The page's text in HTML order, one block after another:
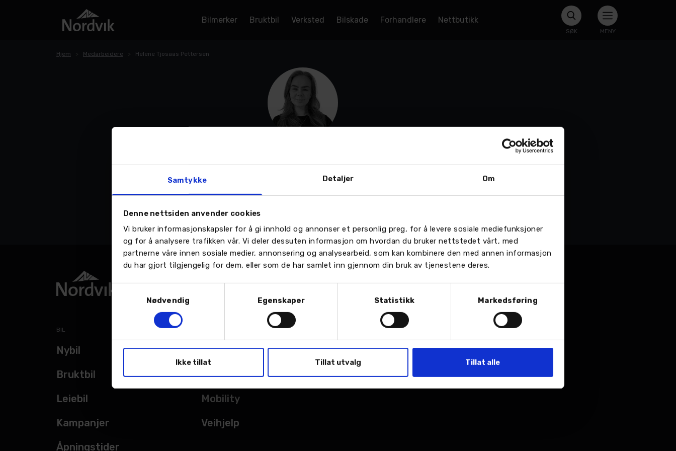
Samtykke Detaljer Om
Denne nettsiden anvender cookies
Vi bruker informasjonskapsler for å gi innhold og annonser et personlig preg, for å levere sosiale mediefunksjoner
og for å analysere trafikken vår. Vi deler dessuten informasjon om hvordan du bruker nettstedet vårt, med
partnerne våre innen sosiale medier, annonsering og analysearbeid, som kan kombinere den med annen informasjon
du har gjort tilgjengelig for dem, eller som de har samlet inn gjennom din bruk av tjenestene deres.
Samtykkevalg
Nødvendig
Egenskaper Statistikk Markedsføring
Ikke tillat Tillat utvalg Tillat alle
Bilmerker Bruktbil Verksted Bilskade Forhandlere Nettbutikk
SØK MENY
Hjem Medarbeidere Helene Tjosaas Pettersen
BIL
Nybil
Bruktbil
Leiebil
Kampanjer
Åpningstider
Verksted
Bilskade
Mobility
Veihjelp